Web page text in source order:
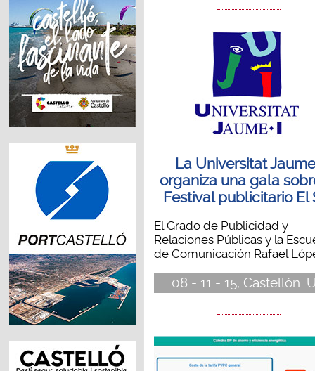
La Universitat
organiza una gala
Festival publicitario El
El Grado de Publicidad y
Relaciones Públicas y la
de Comunicación Rafael
08 - 11 - 15, Castellón.